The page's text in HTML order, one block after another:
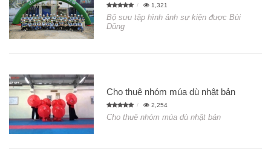
1,321
Bộ sưu tập hình ảnh sự kiện được Bùi
Dũng
Cho thuê nhóm múa dù nhật bản
2,254
Cho thuê nhóm múa dù nhật bản